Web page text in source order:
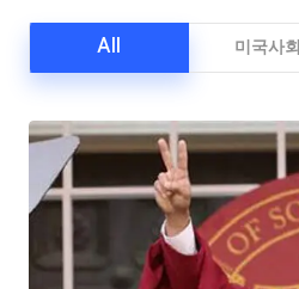
All 미국사회